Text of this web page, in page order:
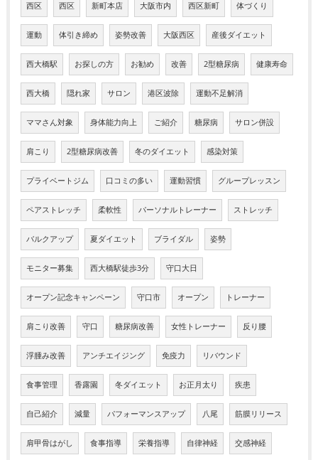
西区 西区 新町本店 大阪市内 西区新町 体づくり
運動 体引き締め 姿勢改善 大阪西区 産後ダイエット
西大橋駅 お探しの方 お勧め 改善 2型糖尿病 健康寿命
西大橋 隠れ家 サロン 港区波除 運動不足解消
ママさん対象 身体能力向上 ご紹介 糖尿病 サロン併設
肩こり 2型糖尿病改善 冬のダイエット 感染対策
プライベートジム 口コミの多い 運動習慣 グループレッスン
ペアストレッチ 柔軟性 パーソナルトレーナー ストレッチ
バルクアップ 夏ダイエット ブライダル 姿勢
モニター募集 西大橋駅徒歩3分 守口大日
オープン記念キャンペーン 守口市 オープン トレーナー
肩こり改善 守口 糖尿病改善 女性トレーナー 反り腰
浮腫み改善 アンチエイジング 免疫力 リバウンド
食事管理 香露園 冬ダイエット お正月太り 疾患
自己紹介 減量 パフォーマンスアップ 八尾 筋膜リリース
肩甲骨はがし 食事指導 栄養指導 自律神経 交感神経